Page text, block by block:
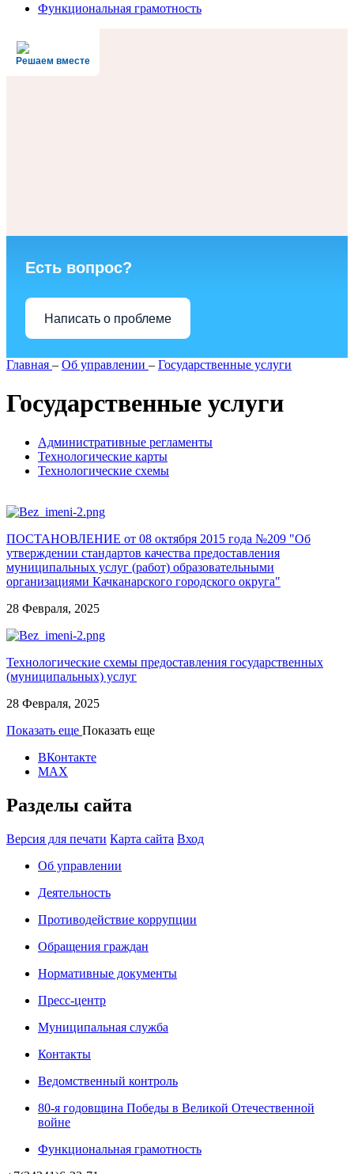
Функциональная грамотность
Решаем вместе
Есть вопрос?
Написать о проблеме
Главная – Об управлении – Государственные услуги
Государственные услуги
Административные регламенты
Технологические карты
Технологические схемы
ПОСТАНОВЛЕНИЕ от 08 октября 2015 года №209 "Об
утверждении стандартов качества предоставления
муниципальных услуг (работ) образовательными
организациями Качканарского городского округа"
28 Февраля, 2025
Технологические схемы предоставления государственных
(муниципальных) услуг
28 Февраля, 2025
Показать еще Показать еще
ВКонтакте
MAX
Разделы сайта
Версия для печати Карта сайта Вход
Об управлении
Деятельность
Противодействие коррупции
Обращения граждан
Нормативные документы
Пресс-центр
Муниципальная служба
Контакты
Ведомственный контроль
80-я годовщина Победы в Великой Отечественной
войне
Функциональная грамотность